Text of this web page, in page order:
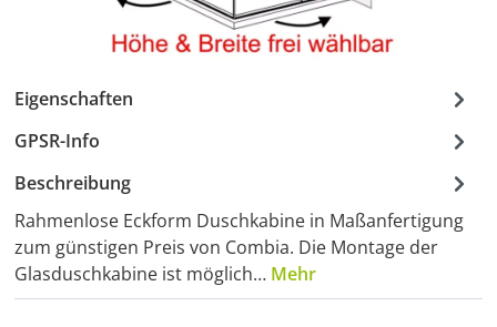
Eigenschaften
GPSR-Info
Beschreibung
Rahmenlose Eckform Duschkabine in Maßanfertigung
zum günstigen Preis von Combia. Die Montage der
Glasduschkabine ist möglich… Mehr